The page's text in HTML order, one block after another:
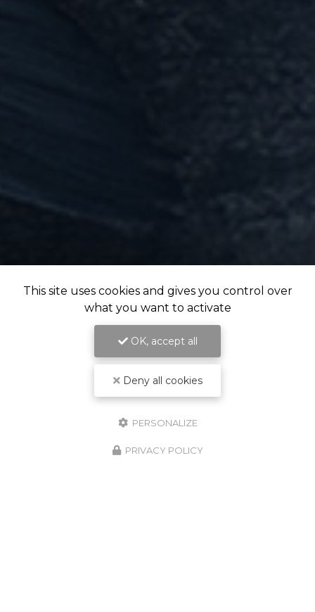
This site uses cookies and gives you control over
what you want to activate
OK, accept all
Deny all cookies
PERSONALIZE
PRIVACY POLICY